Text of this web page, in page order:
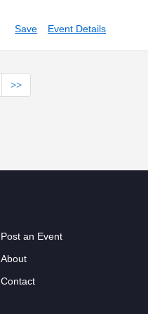
Save Event Details
>>
Post an Event
About
Contact